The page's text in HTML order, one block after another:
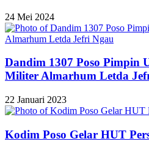
24 Mei 2024
Dandim 1307 Poso Pimpin
Militer Almarhum Letda
22 Januari 2023
Kodim Poso Gelar HUT